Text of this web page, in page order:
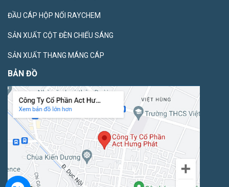
ĐẦU CÁP HỘP NỐI RAYCHEM
SẢN XUẤT CỘT ĐÈN CHIẾU SÁNG
SẢN XUẤT THANG MÁNG CÁP
BẢN ĐỒ